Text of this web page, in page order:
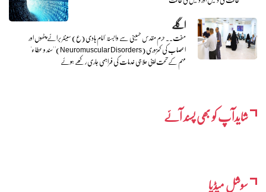
اگلے
مفت.. حرم مقدس حسینی سے وابستہ 'امام ہادی (ع) سینٹر برائے پٹھوں اور
اعصاب کی کمزوری (Neuromuscular Disorders)' 'سند و عطاء'
مہم کے تحت اپنی علاجی خدمات کی فراہمی جاری رکھے ہوئے
شایدآپ کو بھی پسند آئے
سوشل میڈیا